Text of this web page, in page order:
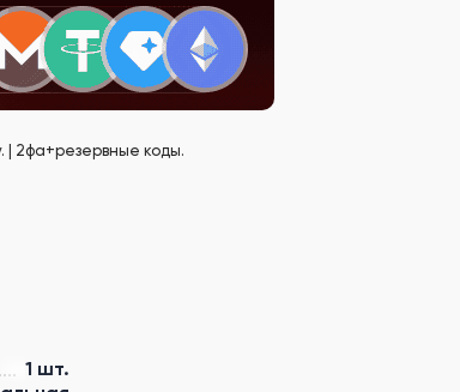
| 2фа+резервные коды.
1 шт.